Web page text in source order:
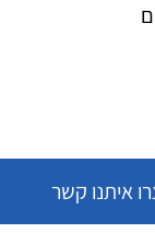
איתנו קשר